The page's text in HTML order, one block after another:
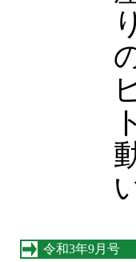
令和3年9月号